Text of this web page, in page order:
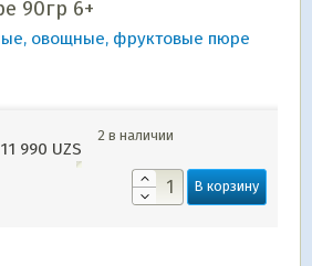
90гр 6+
овощные, фруктовые пюре
11 990 UZS
2 в наличии
В корзину